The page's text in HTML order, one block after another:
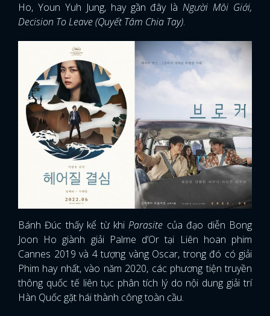
Ho, Youn Yuh Jung, hay gần đây làNgười Môi Giới,
Decision To Leave (Quyết Tâm Chia Tay).
Bánh Đúc thấy kể từ khiParasite của đạo diễn Bong
Joon Ho giành giải Palme d’Or tại Liên hoan phim
Cannes 2019 và 4 tượng vàng Oscar, trong đó có giải
Phim hay nhất, vào năm 2020, các phương tiện truyền
thông quốc tế liên tục phân tích lý do nội dung giải trí
Hàn Quốc gặt hái thành công toàn cầu.